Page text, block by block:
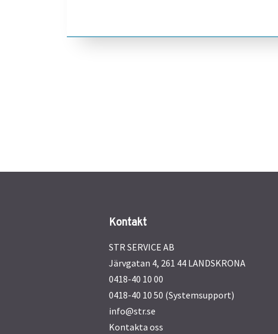
Kontakt
STR SERVICE AB
Järvgatan 4, 261 44 LANDSKRONA
0418-40 10 00
0418-40 10 50 (Systemsupport)
info@str.se
Kontakta oss